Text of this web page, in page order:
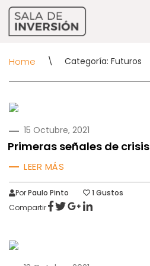
Home \ Categoría: Futuros
PUBLICADO
15 Octubre, 2021
Primeras señales de crisis
LEER MÁS
PorPaulo Pinto 1 Gustos
Compartir